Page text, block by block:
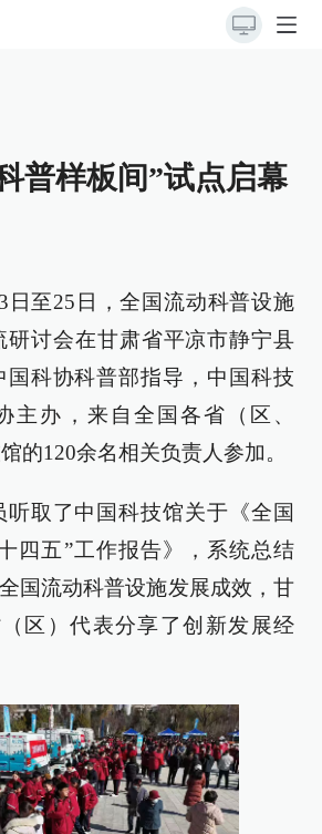
普样板间”试点启幕
日至25日，全国流动科普设施
研讨会在甘肃省平凉市静宁县
国科协科普部指导，中国科技
主办，来自全国各省（区、
的120余名相关负责人参加。
取了中国科技馆关于《全国
四五”工作报告》，系统总结
国流动科普设施发展成效，甘
区）代表分享了创新发展经